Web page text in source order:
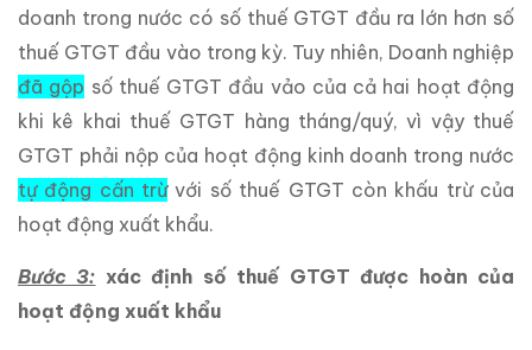
doanh trong nước có số thuế GTGT đầu ra lớn hơn số
thuế GTGT đầu vào trong kỳ. Tuy nhiên, Doanh nghiệp
đã gộp số thuế GTGT đầu vảo của cả hai hoạt động
khi kê khai thuế GTGT hàng tháng/quý, vì vậy thuế
GTGT phải nộp của hoạt động kinh doanh trong nước
tự động cấn trừvới số thuế GTGT còn khấu trừ của
hoạt động xuất khẩu.
Bước 3: xác định số thuế GTGT được hoàn của
hoạt động xuất khẩu